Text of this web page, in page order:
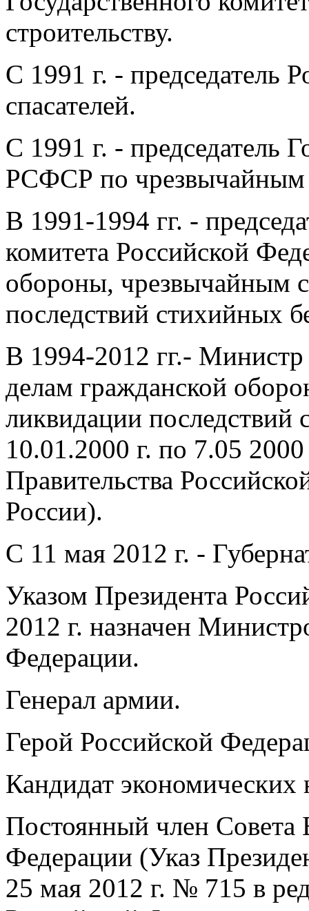
строительству.
С 1991 г. - председатель
спасателей.
С 1991 г. - председатель
РСФСР по чрезвычайным
В 1991-1994 гг. -
комитета Российской
обороны, чрезвычайным
последствий стихийных
В 1994-2012 гг.-
делам гражданской
ликвидации последствий
10.01.2000 г. по 7.05 2000
Правительства
России).
С 11 мая 2012 г. -
Указом Президента
2012 г. назначен
Федерации.
Генерал армии.
Герой Российской
Кандидат экономических
Постоянный член Совета
Федерации (Указ
25 мая 2012 г. № 715 в